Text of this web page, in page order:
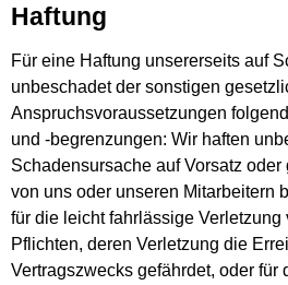
Haftung
Für eine Haftung unsererseits auf
unbeschadet der sonstigen
Anspruchsvoraussetzungen
und -begrenzungen: Wir haften
Schadensursache auf Vorsatz
von uns oder unseren Mitarbeitern
für die leicht fahrlässige Verletzung
Pflichten, deren Verletzung die
Vertragszwecks gefährdet, oder für